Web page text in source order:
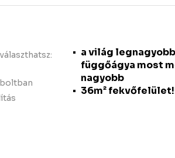
a világ legnagyobb
függőágya most
nagyobb
36m²